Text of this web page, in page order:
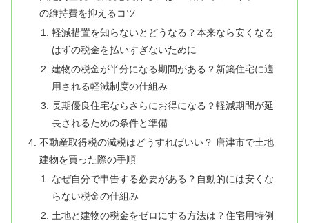
の維持費を抑えるコツ
軽減措置を知らないとどうなる？本来なら安くなる
はずの税金を払いすぎないために
建物の税金が半分になる期間がある？新築住宅に適
用される軽減制度の仕組み
長期優良住宅ならさらにお得になる？軽減期間が延
長されるための条件と準備
不動産取得税の減税はどうすればいい？ 唐津市で土地
建物を買った際の手順
なぜ自分で申告する必要がある？自動的には安くな
らない税金の仕組み
土地と建物の税金をゼロにする方法は？住宅用特例